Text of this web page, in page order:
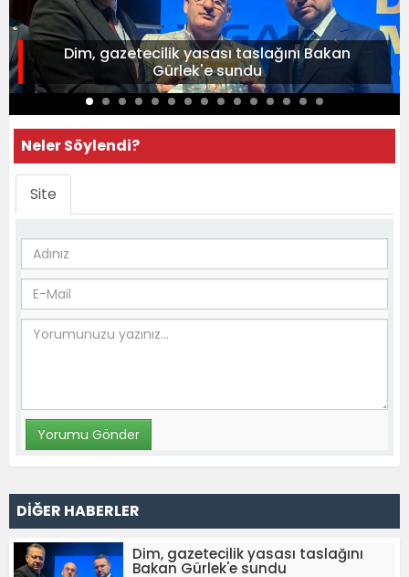
Dim, gazetecilik yasası taslağını Bakan
Gürlek'e sundu
Neler Söylendi?
Site
DİĞER HABERLER
Dim, gazetecilik yasası taslağını
Bakan Gürlek'e sundu